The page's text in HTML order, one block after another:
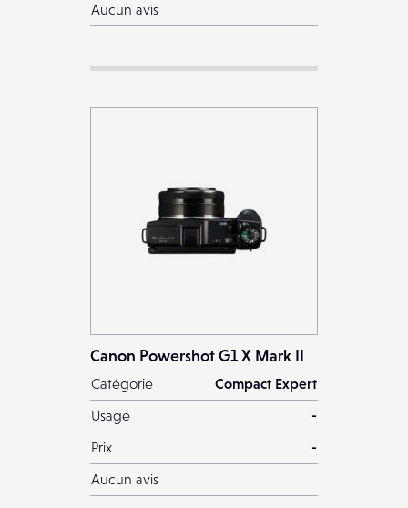
Aucun avis
Canon Powershot G1 X Mark II
Catégorie
Compact Expert
Usage
-
Prix
-
Aucun avis